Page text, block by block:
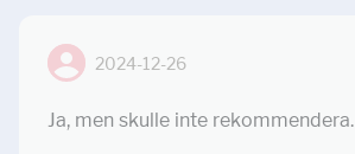
2024-12-26
Ja, men skulle inte rekommendera.